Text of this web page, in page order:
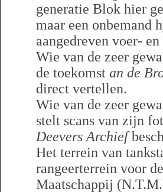
generatie Blok hier
maar een onbemand
aangedreven voer-
Wie van de zeer
de toekomst an de
direct vertellen.
Wie van de zeer
stelt scans van zijn
Deevers Archief
Het terrein van
rangeerterrein voor
Maatschappij